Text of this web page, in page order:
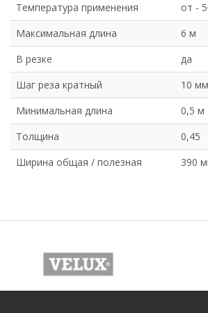
Температура применения
от -
Максимальная длина
6 м
В резке
да
Шаг реза кратный
10 мм
Минимальная длина
0,5 м
Толщина
0,45
Ширина общая / полезная
390